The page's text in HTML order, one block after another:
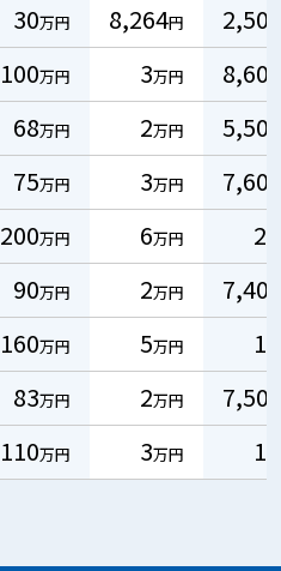
30万円 8,264円 2,500
100万円 3万円 8,600
68万円 2万円 5,500
75万円 3万円 7,600
200万円 6万円 2
90万円 2万円 7,400
160万円 5万円 1
83万円 2万円 7,500
110万円 3万円 1